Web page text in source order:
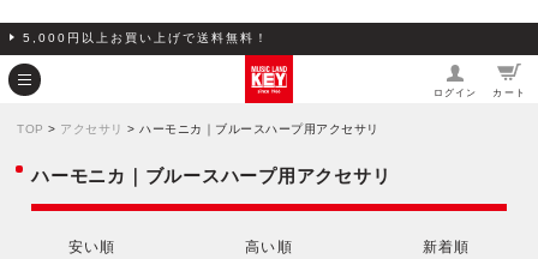
5,000円以上お買い上げで送料無料！
ログイン カート
TOP > アクセサリ > ハーモニカ｜ブルースハープ用アクセサリ
ハーモニカ｜ブルースハープ用アクセサリ
安い順 高い順 新着順